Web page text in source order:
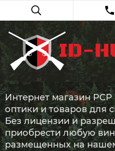
Интернет магазин
оптики и товаров для
Без лицензии и
приобрести любую
размещенных на